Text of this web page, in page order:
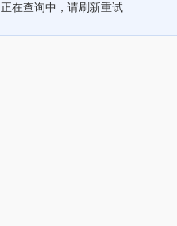
正在查询中，请刷新重试